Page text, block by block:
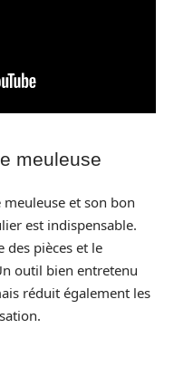
meuleuse
et son bon
est indispensable.
des pièces et le
outil bien entretenu
réduit également les